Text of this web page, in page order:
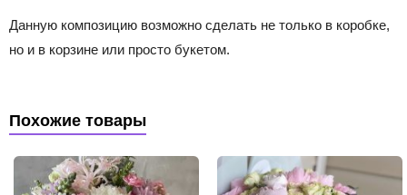
Данную композицию возможно сделать не только в коробке,
но и в корзине или просто букетом.
Похожие товары